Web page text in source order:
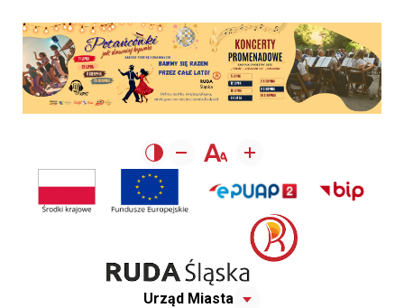
Urząd Miasta